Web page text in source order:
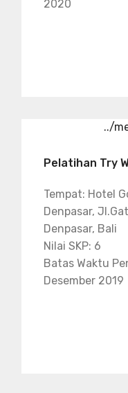
2020
../
Pelatihan Try
Tempat: Hotel
Denpasar,
Denpasar, Bali
Nilai SKP: 6
Batas Waktu
Desember 2019